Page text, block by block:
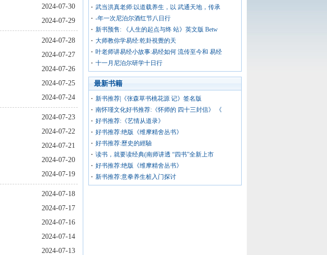
2024-07-30
2024-07-29
2024-07-28
2024-07-27
2024-07-26
2024-07-25
2024-07-24
2024-07-23
2024-07-22
2024-07-21
2024-07-20
2024-07-19
2024-07-18
2024-07-17
2024-07-16
2024-07-14
2024-07-13
武当洪真老师:以道载养生，以 武通天地，传承
-年一次尼泊尔酒红节八日行
新书预售: 《人生的起点与终 站》英文版 Betw
大师教你学易经:乾卦視覺的天
叶老师讲易经小故事:易经如何 流传至今和 易经
十一月尼泊尔研学十日行
最新书籍
新书推荐|《张森草书桃花源 记》签名版
南怀瑾文化好书推荐:《怀师的 四十三封信》 《
好书推荐:《艺情从道录》
好书推荐:绝版《维摩精舍丛书》
好书推荐:歷史的經驗
读书，就要读经典(南师讲透 “四书”全新上市
好书推荐:绝版《维摩精舍丛书》
新书推荐:意拳养生桩入门探讨